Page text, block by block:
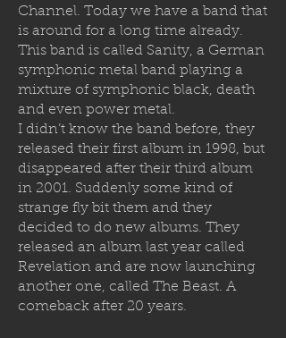
Channel. Today we have a band that
is around for a long time already.
This band is called Sanity, a German
symphonic metal band playing a
mixture of symphonic black, death
and even power metal.
I didn’t know the band before, they
released their first album in 1998, but
disappeared after their third album
in 2001. Suddenly some kind of
strange fly bit them and they
decided to do new albums. They
released an album last year called
Revelation and are now launching
another one, called The Beast. A
comeback after 20 years.